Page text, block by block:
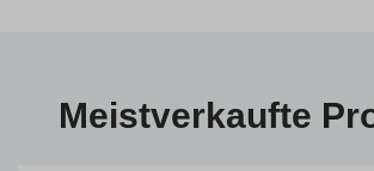
Meistverkaufte